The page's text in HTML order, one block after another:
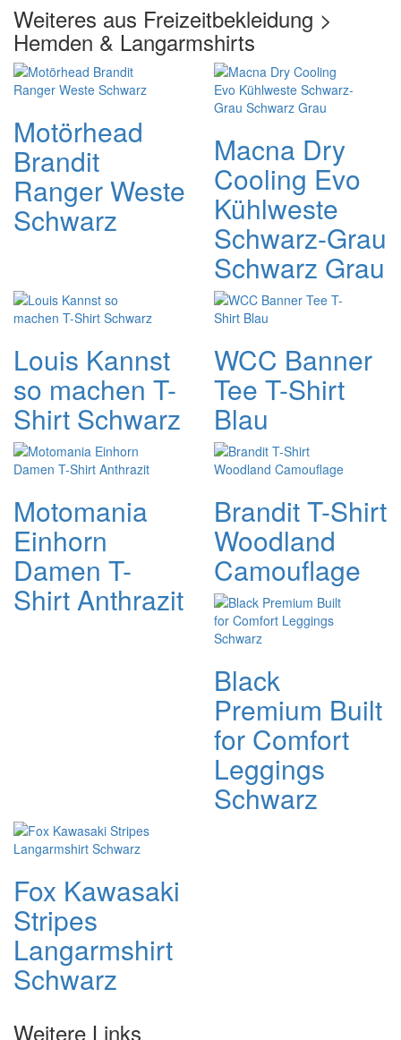
Weiteres aus Freizeitbekleidung >
Hemden & Langarmshirts
Motörhead
Brandit
Ranger Weste
Schwarz
Macna Dry
Cooling Evo
Kühlweste
Schwarz-Grau
Schwarz Grau
Louis Kannst
so machen T-
Shirt Schwarz
WCC Banner
Tee T-Shirt
Blau
Motomania
Einhorn
Damen T-
Shirt Anthrazit
Brandit T-Shirt
Woodland
Camouflage
Black
Premium Built
for Comfort
Leggings
Schwarz
Fox Kawasaki
Stripes
Langarmshirt
Schwarz
Weitere Links